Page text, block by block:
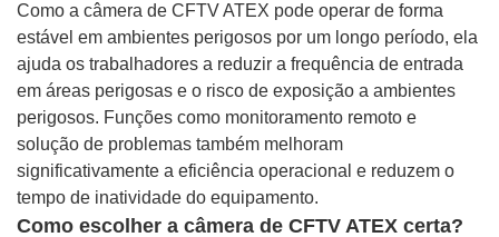
Como a câmera de CFTV ATEX pode operar de forma
estável em ambientes perigosos por um longo período, ela
ajuda os trabalhadores a reduzir a frequência de entrada
em áreas perigosas e o risco de exposição a ambientes
perigosos. Funções como monitoramento remoto e
solução de problemas também melhoram
significativamente a eficiência operacional e reduzem o
tempo de inatividade do equipamento.
Como escolher a câmera de CFTV ATEX certa?